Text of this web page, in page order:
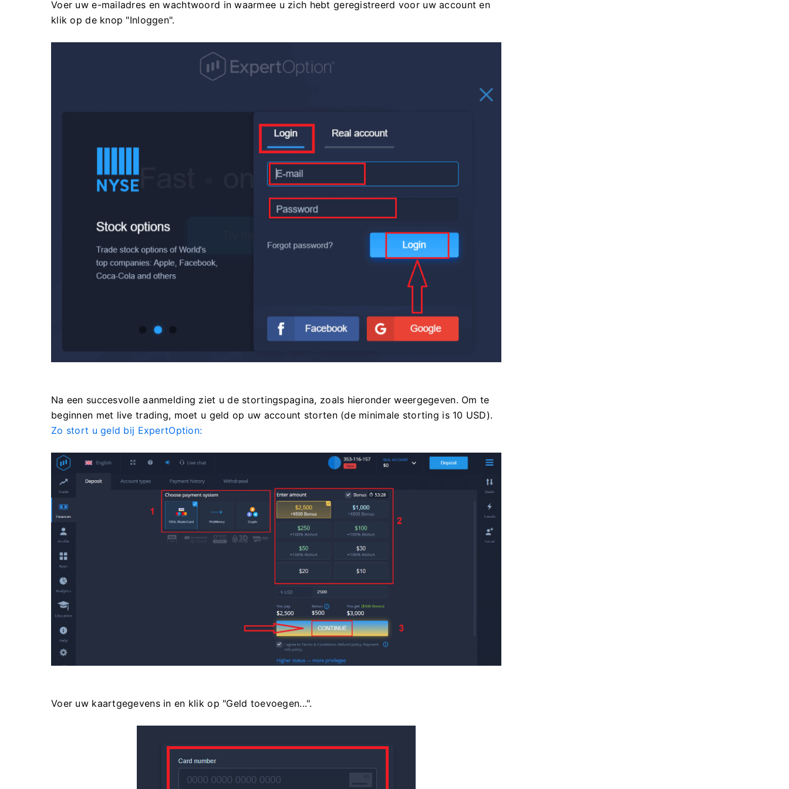
Voer uw e-mailadres en wachtwoord in waarmee u zich hebt geregistreerd voor uw account en
klik op de knop "Inloggen".
Na een succesvolle aanmelding ziet u de stortingspagina, zoals hieronder weergegeven. Om te
beginnen met live trading, moet u geld op uw account storten (de minimale storting is 10 USD).
Zo stort u geld bij ExpertOption:
Voer uw kaartgegevens in en klik op "Geld toevoegen...".